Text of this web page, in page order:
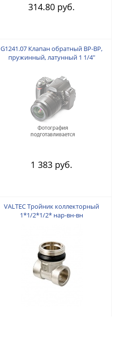
314.80 руб.
G1241.07 Клапан обратный ВР-ВР,
пружинный, латунный 1 1/4"
1 383 руб.
VALTEC Тройник коллекторный
1*1/2*1/2* нар-вн-вн